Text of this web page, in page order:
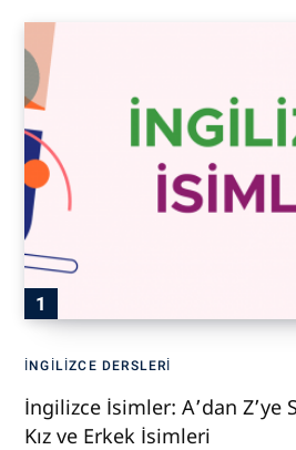
İNGILIZCE DERSLERI
İngilizce İsimler: A’dan Z’ye
Kız ve Erkek İsimleri